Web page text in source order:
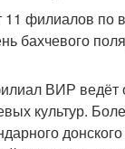
филиалов по
бахчевого
ВИР ведёт
культур.